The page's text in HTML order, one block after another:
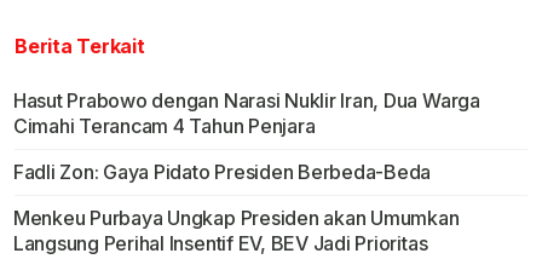
Berita Terkait
Hasut Prabowo dengan Narasi Nuklir Iran, Dua Warga
Cimahi Terancam 4 Tahun Penjara
Fadli Zon: Gaya Pidato Presiden Berbeda-Beda
Menkeu Purbaya Ungkap Presiden akan Umumkan
Langsung Perihal Insentif EV, BEV Jadi Prioritas